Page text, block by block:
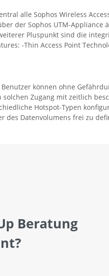
alle Sophos Wireless
der Sophos UTM-
Pluspunkt sind die
-Thin Access Point
können ohne
Zugang mit zeitlich
Hotspot-Typen
des Datenvolumens frei zu
Beratung